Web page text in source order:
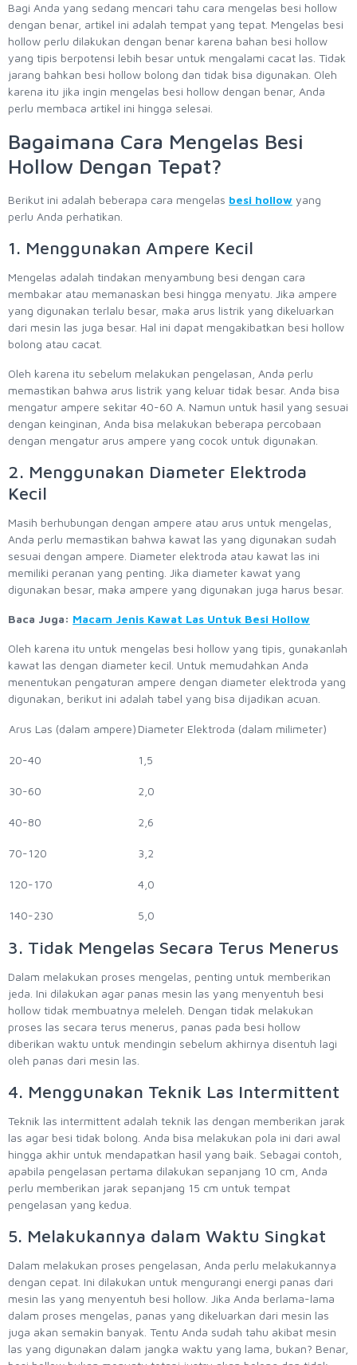
Bagi Anda yang sedang mencari tahu cara mengelas besi hollow
dengan benar, artikel ini adalah tempat yang tepat. Mengelas besi
hollow perlu dilakukan dengan benar karena bahan besi hollow
yang tipis berpotensi lebih besar untuk mengalami cacat las. Tidak
jarang bahkan besi hollow bolong dan tidak bisa digunakan. Oleh
karena itu jika ingin mengelas besi hollow dengan benar, Anda
perlu membaca artikel ini hingga selesai.
Bagaimana Cara Mengelas Besi
Hollow Dengan Tepat?
Berikut ini adalah beberapa cara mengelas besi hollow yang
perlu Anda perhatikan.
1. Menggunakan Ampere Kecil
Mengelas adalah tindakan menyambung besi dengan cara
membakar atau memanaskan besi hingga menyatu. Jika ampere
yang digunakan terlalu besar, maka arus listrik yang dikeluarkan
dari mesin las juga besar. Hal ini dapat mengakibatkan besi hollow
bolong atau cacat.
Oleh karena itu sebelum melakukan pengelasan, Anda perlu
memastikan bahwa arus listrik yang keluar tidak besar. Anda bisa
mengatur ampere sekitar 40-60 A. Namun untuk hasil yang sesuai
dengan keinginan, Anda bisa melakukan beberapa percobaan
dengan mengatur arus ampere yang cocok untuk digunakan.
2. Menggunakan Diameter Elektroda
Kecil
Masih berhubungan dengan ampere atau arus untuk mengelas,
Anda perlu memastikan bahwa kawat las yang digunakan sudah
sesuai dengan ampere. Diameter elektroda atau kawat las ini
memiliki peranan yang penting. Jika diameter kawat yang
digunakan besar, maka ampere yang digunakan juga harus besar.
Baca Juga: Macam Jenis Kawat Las Untuk Besi Hollow
Oleh karena itu untuk mengelas besi hollow yang tipis, gunakanlah
kawat las dengan diameter kecil. Untuk memudahkan Anda
menentukan pengaturan ampere dengan diameter elektroda yang
digunakan, berikut ini adalah tabel yang bisa dijadikan acuan.
Arus Las (dalam ampere) Diameter Elektroda (dalam milimeter)
20-40 1,5
30-60 2,0
40-80 2,6
70-120 3,2
120-170 4,0
140-230 5,0
3. Tidak Mengelas Secara Terus Menerus
Dalam melakukan proses mengelas, penting untuk memberikan
jeda. Ini dilakukan agar panas mesin las yang menyentuh besi
hollow tidak membuatnya meleleh. Dengan tidak melakukan
proses las secara terus menerus, panas pada besi hollow
diberikan waktu untuk mendingin sebelum akhirnya disentuh lagi
oleh panas dari mesin las.
4. Menggunakan Teknik Las Intermittent
Teknik las intermittent adalah teknik las dengan memberikan jarak
las agar besi tidak bolong. Anda bisa melakukan pola ini dari awal
hingga akhir untuk mendapatkan hasil yang baik. Sebagai contoh,
apabila pengelasan pertama dilakukan sepanjang 10 cm, Anda
perlu memberikan jarak sepanjang 15 cm untuk tempat
pengelasan yang kedua.
5. Melakukannya dalam Waktu Singkat
Dalam melakukan proses pengelasan, Anda perlu melakukannya
dengan cepat. Ini dilakukan untuk mengurangi energi panas dari
mesin las yang menyentuh besi hollow. Jika Anda berlama-lama
dalam proses mengelas, panas yang dikeluarkan dari mesin las
juga akan semakin banyak. Tentu Anda sudah tahu akibat mesin
las yang digunakan dalam jangka waktu yang lama, bukan? Benar,